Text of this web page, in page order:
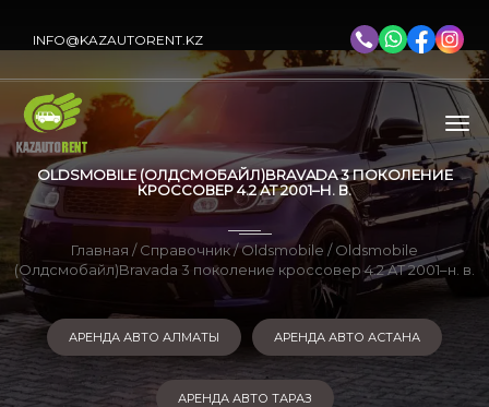
INFO@KAZAUTORENT.KZ
OLDSMOBILE (ОЛДСМОБАЙЛ)BRAVADA 3 ПОКОЛЕНИЕ
КРОССОВЕР 4.2 AT 2001–Н. В.
Главная /Справочник/Oldsmobile / Oldsmobile
(Олдсмобайл)Bravada 3 поколение кроссовер 4.2 AT 2001–н. в.
АРЕНДА АВТО АЛМАТЫ АРЕНДА АВТО АСТАНА
АРЕНДА АВТО ТАРАЗ